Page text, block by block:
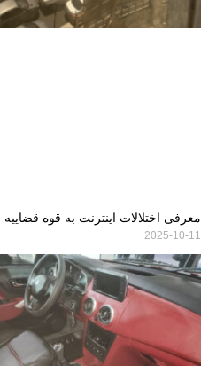
معرفی اختلالات اینترنت به قوه قضاییه
2025-10-11